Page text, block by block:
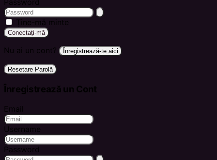
Password
Ține-mă minte
Conectați-mă
Nu ai un cont? Înregistrează-te aici
Resetare Parolă
Înregistrează un Cont
Email
Username
Password